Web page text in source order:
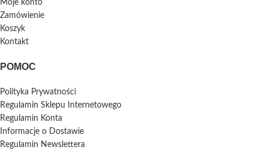
Moje konto
Zamówienie
Koszyk
Kontakt
POMOC
Polityka Prywatności
Regulamin Sklepu Internetowego
Regulamin Konta
Informacje o Dostawie
Regulamin Newslettera